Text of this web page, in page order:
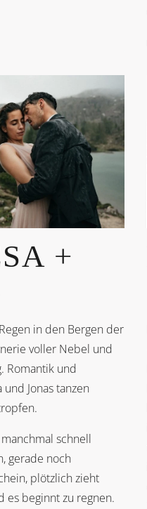
+
in den Bergen der
voller Nebel und
Romantik und
Jonas tanzen
schnell
gerade noch
plötzlich zieht
es beginnt zu regnen.